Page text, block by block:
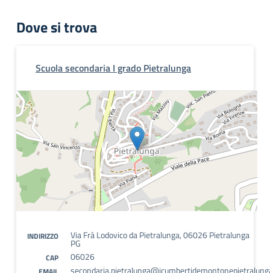
Dove si trova
Scuola secondaria I grado Pietralunga
INDIRIZZO Via Frà Lodovico da Pietralunga, 06026 Pietralunga
PG
CAP 06026